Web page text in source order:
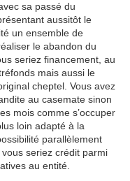
sa passé du
aussitôt le
un ensemble de
le abandon du
seriez financement, au
mais aussi le
cheptel. Vous avez
au casemate sinon
mois comme s’occuper
loin adapté à la
parallèlement
seriez crédit parmi
au entité.